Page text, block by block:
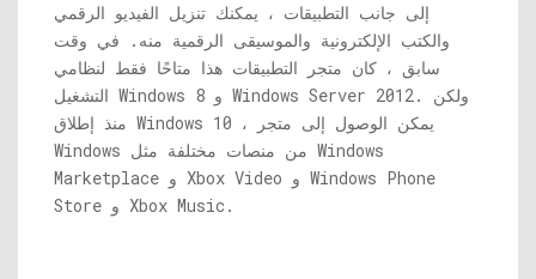
إلى جانب التطبيقات ، يمكنك تنزيل الفيديو الرقمي
والكتب الإلكترونية والموسيقى الرقمية منه. في وقت
سابق ، كان متجر التطبيقات هذا متاحًا فقط لنظامي
التشغيل Windows 8 و Windows Server 2012. ولكن
منذ إطلاق Windows 10 ، يمكن الوصول إلى متجر
Windows من منصات مختلفة مثل Windows
Marketplace و Xbox Video و Windows Phone
Store و Xbox Music.